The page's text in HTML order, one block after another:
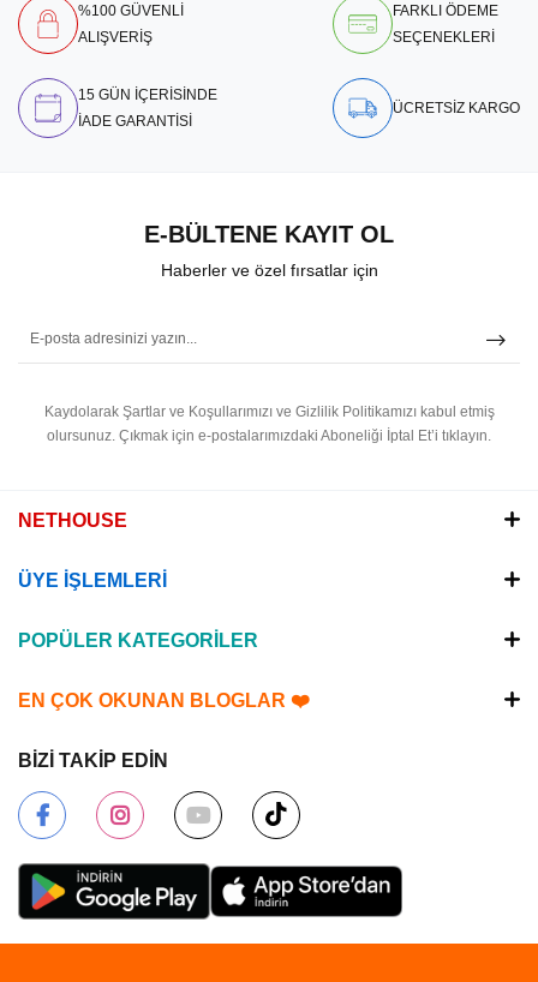
%100 GÜVENLİ
ALIŞVERİŞ
FARKLI ÖDEME
SEÇENEKLERİ
15 GÜN İÇERİSİNDE
İADE GARANTİSİ
ÜCRETSİZ KARGO
E-BÜLTENE KAYIT OL
Haberler ve özel fırsatlar için
Kaydolarak Şartlar ve Koşullarımızı ve Gizlilik Politikamızı kabul etmiş
olursunuz. Çıkmak için e-postalarımızdaki Aboneliği İptal Et’i tıklayın.
NETHOUSE
ÜYE İŞLEMLERİ
POPÜLER KATEGORİLER
EN ÇOK OKUNAN BLOGLAR ❤️
BİZİ TAKİP EDİN